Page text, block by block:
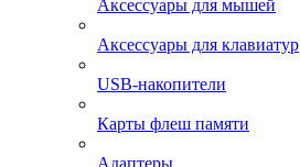
Аксессуары для мышей
Аксессуары для клавиатур
USB-накопители
Карты флеш памяти
Адаптеры